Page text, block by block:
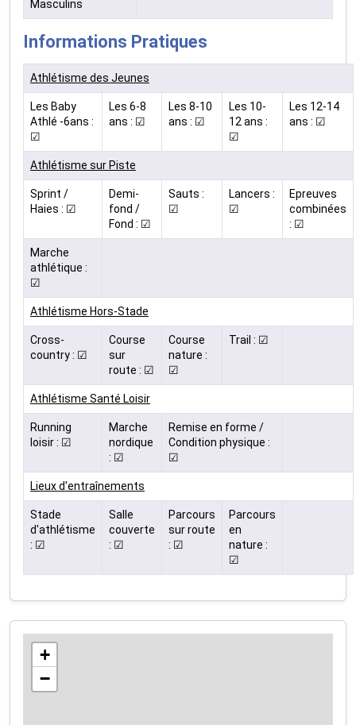
Masculins
Informations Pratiques
Athlétisme des Jeunes
Les Baby
Athlé -6ans :
☑
Les 6-8
ans : ☑
Les 8-10
ans : ☑
Les 10-
12 ans :
☑
Les 12-14
ans : ☑
Athlétisme sur Piste
Sprint /
Haies : ☑
Demi-
fond /
Fond : ☑
Sauts :
☑
Lancers :
☑
Epreuves
combinées
: ☑
Marche
athlétique :
☑
Athlétisme Hors-Stade
Cross-
country : ☑
Course
sur
route : ☑
Course
nature :
☑
Trail : ☑
Athlétisme Santé Loisir
Running
loisir : ☑
Marche
nordique
: ☑
Remise en forme /
Condition physique :
☑
Lieux d'entraînements
Stade
d'athlétisme
: ☑
Salle
couverte
: ☑
Parcours
sur route
: ☑
Parcours
en
nature :
☑
+
−